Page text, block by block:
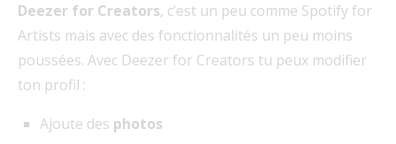
Deezer for Creators, c’est un peu comme Spotify for
Artists mais avec des fonctionnalités un peu moins
poussées. Avec Deezer for Creators tu peux modifier
ton profil :
Ajoute des photos